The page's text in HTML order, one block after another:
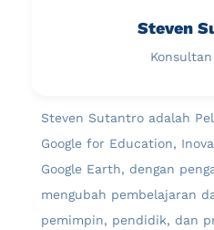
Steven
Steven Sutantro adalah
Google for Education,
Google Earth, dengan
mengubah pembelajaran
pemimpin, pendidik, dan